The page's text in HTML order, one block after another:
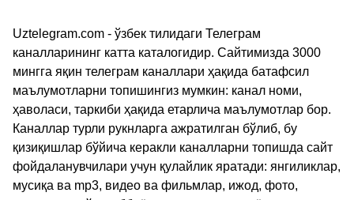
Uztelegram.com - ўзбек тилидаги Телеграм
каналларининг катта каталогидир. Сайтимизда 3000
мингга яқин телеграм каналлари ҳақида батафсил
маълумотларни топишингиз мумкин: канал номи,
ҳаволаси, таркиби ҳақида етарлича маълумотлар бор.
Каналлар турли рукнларга ажратилган бўлиб, бу
қизиқишлар бўйича керакли каналларни топишда сайт
фойдаланувчилари учун қулайлик яратади: янгиликлар,
мусиқа ва mp3, видео ва фильмлар, ижод, фото,